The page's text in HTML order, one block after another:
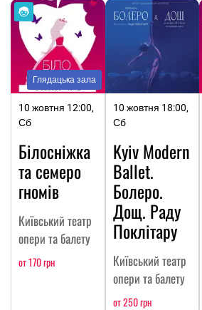
Глядацька зала
10 жовтня 12:00,
Сб
Білосніжка
та семеро
гномів
Київський театр
опери та балету
от 170 грн
10 жовтня 18:00,
Сб
Kyiv Modern
Ballet.
Болеро.
Дощ. Раду
Поклітару
Київський театр
опери та балету
от 250 грн